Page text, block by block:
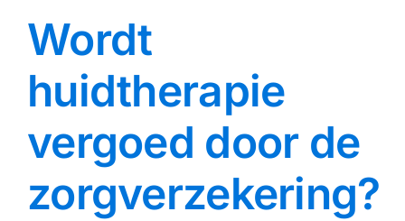
Tarieven
Webshop
Over ons
Mijn account
Wordt
huidtherapie
vergoed door de
zorgverzekering?